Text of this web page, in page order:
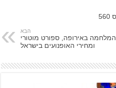
רכיבה ראשונה: ימאהה טימקס 560
הבא
המלחמה באירופה, ספורט מוטורי
ומחירי האופנועים בישראל